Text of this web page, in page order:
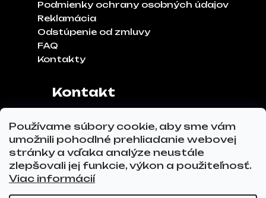
Používame súbory cookie, aby sme vám
umožnili pohodlné prehliadanie webovej
stránky a vďaka analýze neustále
zlepšovali jej funkcie, výkon a použiteľnosť.
Viac informácií
Podmienky ochrany osobných údajov
Reklamácia
Odstúpenie od zmluvy
FAQ
Kontakty
Kontakt
Hviezdoslavov
Tel.č.:0911 271 302
Email:info@glovez.sk